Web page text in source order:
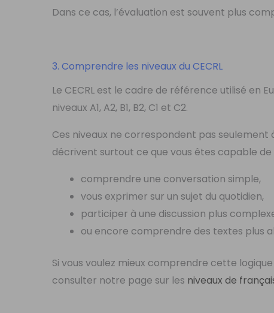
Dans ce cas, l’évaluation est souvent plus
3. Comprendre les niveaux du CECRL
Le CECRL est le cadre de référence utilisé en
niveaux A1, A2, B1, B2, C1 et C2.
Ces niveaux ne correspondent pas seulement
décrivent surtout ce que vous êtes capable
comprendre une conversation simple,
vous exprimer sur un sujet du quotidien,
participer à une discussion plus
ou encore comprendre des textes plus
Si vous voulez mieux comprendre cette
consulter notre page sur les niveaux de